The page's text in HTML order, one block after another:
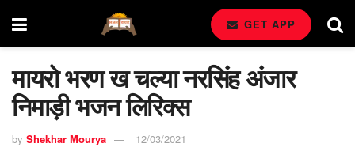
GET APP
मायरो भरण ख चल्या नरसिंह अंजार
निमाड़ी भजन लिरिक्स
by Shekhar Mourya 12/03/2021